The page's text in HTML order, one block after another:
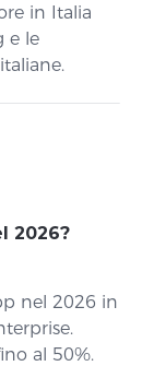
in Italia
e le
2026?
nel 2026 in
al 50%.